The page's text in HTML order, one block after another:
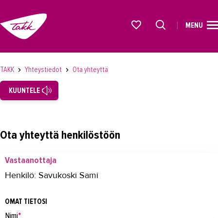
OPISKELIJAKSI
YRITYKSILLE
OMA TAKK
MENU
TAKK Yhteystiedot Ota yhteyttä
KUUNTELE
Ota yhteyttä henkilöstöön
Vastaanottaja
Henkilö: Savukoski Sami
OMAT TIETOSI
Nimi*